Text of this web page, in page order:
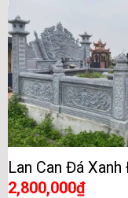
Lan Can Đá Xanh
2,800,000₫